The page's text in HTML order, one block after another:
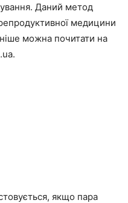
Даний метод
медицини
можна почитати на
якщо пара